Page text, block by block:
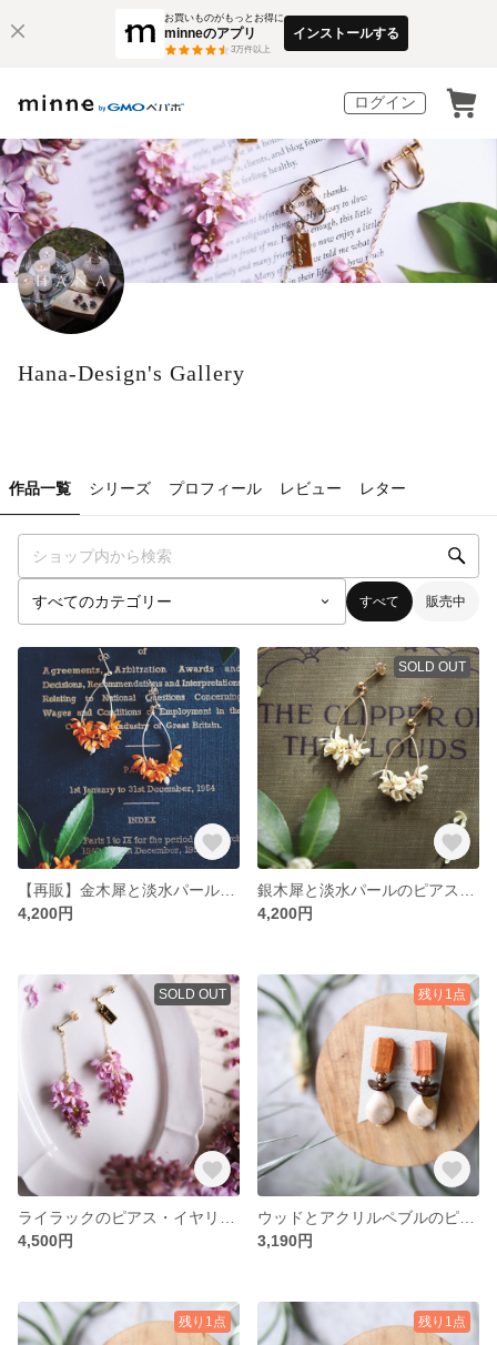
お買いものがもっとお得に
minneのアプリ
3万件以上
インストールする
ログイン
Hana-Design's Gallery
作品一覧 シリーズ プロフィール レビュー レター
すべて 販売中
4,200円
SOLD OUT
4,200円
SOLD OUT
4,500円
残り1点
3,190円
残り1点 残り1点